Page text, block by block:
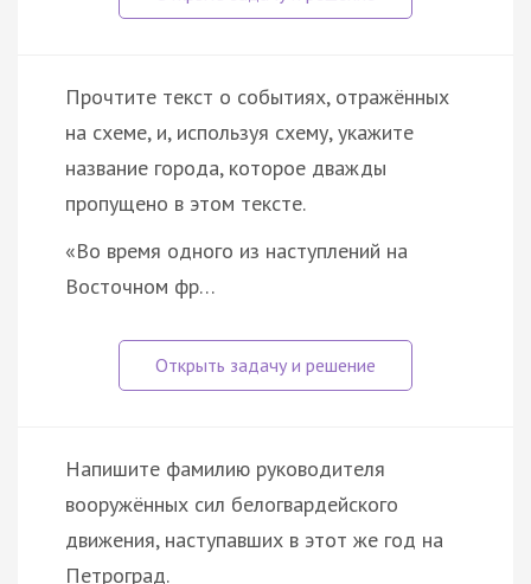
Прочтите текст о событиях, отражённых
на схеме, и, используя схему, укажите
название города, которое дважды
пропущено в этом тексте.
«Во время одного из наступлений на
Восточном фр…
Напишите фамилию руководителя
вооружённых сил белогвардейского
движения, наступавших в этот же год на
Петроград.